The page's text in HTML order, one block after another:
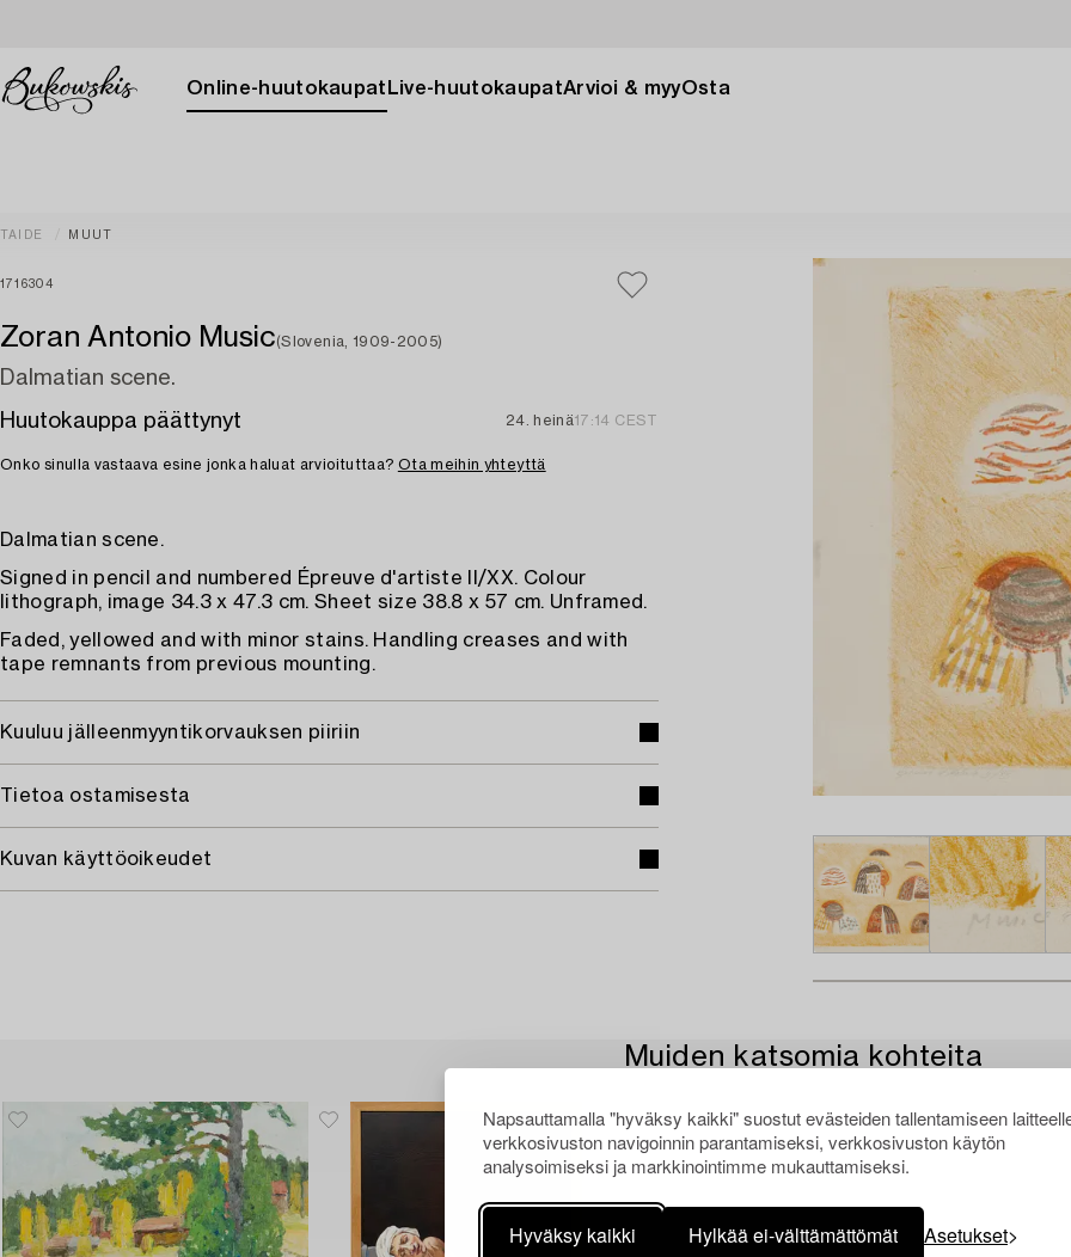
Napsauttamalla "hyväksy kaikki" suostut evästeiden tallentamiseen
verkkosivuston navigoinnin parantamiseksi, verkkosivuston käytön
analysoimiseksi ja markkinointimme mukauttamiseksi.
Hyväksy kaikki Hylkää ei-välttämättömät Asetukset
Online-huutokaupat Live-huutokaupatArvioi & myyOsta
TAIDE MUUT
1716304
Zoran Antonio Music(Slovenia, 1909-2005)
Dalmatian scene.
Huutokauppa päättynyt
24. heinä17:14 CEST
Onko sinulla vastaava esine jonka haluat arvioituttaa? Ota meihin yhteyttä
Dalmatian scene.
Signed in pencil and numbered Épreuve d'artiste II/XX. Colour
lithograph, image 34.3 x 47.3 cm. Sheet size 38.8 x 57 cm. Unframed.
Faded, yellowed and with minor stains. Handling creases and with
tape remnants from previous mounting.
Kuuluu jälleenmyyntikorvauksen piiriin
Tietoa ostamisesta
Kuvan käyttöoikeudet
Muiden katsomia kohteita